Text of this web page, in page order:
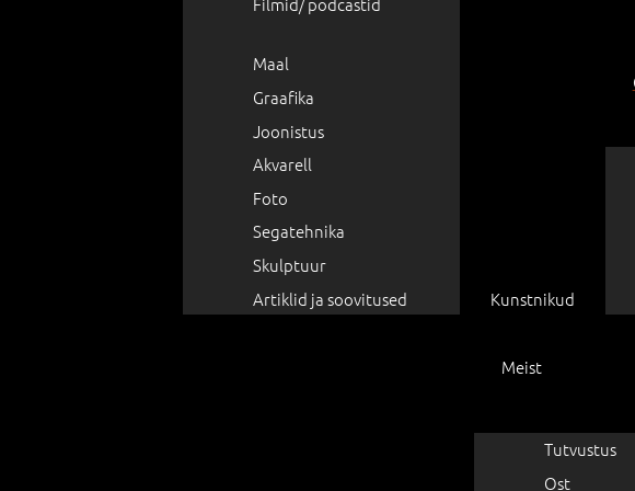
Maal
Graafika
Joonistus
Akvarell
Foto
Segatehnika
Skulptuur
Artiklid ja soovitused
Kunstnikud
Meist
Tutvustus
Ost